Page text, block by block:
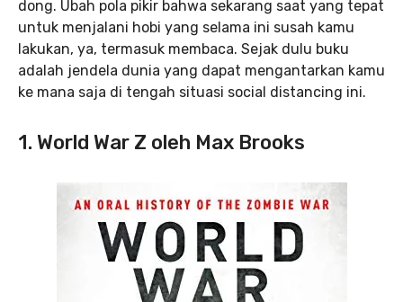
dong. Ubah pola pikir bahwa sekarang saat yang tepat
untuk menjalani hobi yang selama ini susah kamu
lakukan, ya, termasuk membaca. Sejak dulu buku
adalah jendela dunia yang dapat mengantarkan kamu
ke mana saja di tengah situasi social distancing ini.
1. World War Z oleh Max Brooks